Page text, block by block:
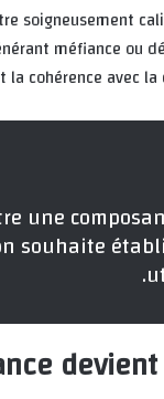
soigneusement
méfiance ou
cohérence avec
une
souhaite